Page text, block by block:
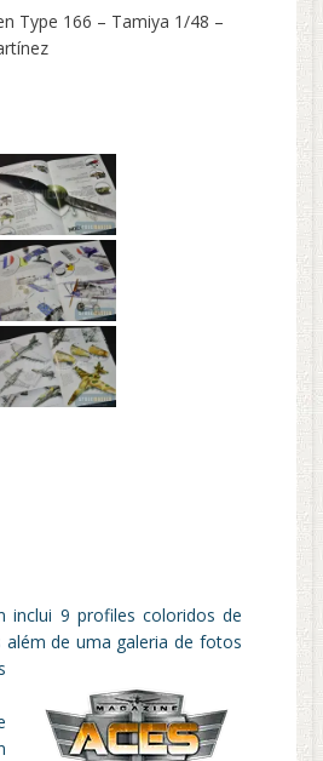
Type 166 – Tamiya 1/48 –
inclui 9 profiles coloridos de
de uma galeria de fotos